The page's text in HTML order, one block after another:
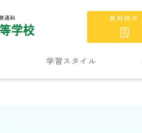
資料請求
学習スタイル